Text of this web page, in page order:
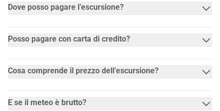
Dove posso pagare l’escursione?
Posso pagare con carta di credito?
Cosa comprende il prezzo dell’escursione?
E se il meteo è brutto?